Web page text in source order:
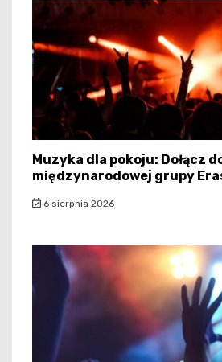
Muzyka dla pokoju: Dołącz
międzynarodowej grupy
6 sierpnia 2026